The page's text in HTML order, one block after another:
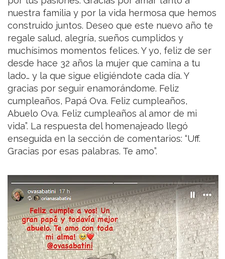
nuestra familia y por la vida hermosa que hemos
construido juntos. Deseo que este nuevo año te
regale salud, alegría, sueños cumplidos y
muchísimos momentos felices. Y yo, feliz de ser
desde hace 32 años la mujer que camina a tu
lado… y la que sigue eligiéndote cada día. Y
gracias por seguir enamorándome. Feliz
cumpleaños, Papá Ova. Feliz cumpleaños,
Abuelo Ova. Feliz cumpleaños al amor de mi
vida”. La respuesta del homenajeado llegó
enseguida en la sección de comentarios: “Uff.
Gracias por esas palabras. Te amo”.